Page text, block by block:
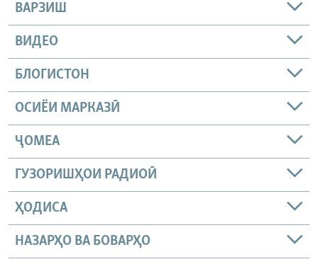
ВАРЗИШ
ВИДЕО
БЛОГИСТОН
ОСИЁИ МАРКАЗӢ
ҶОМEА
ГУЗОРИШҲОИ РАДИОӢ
ҲОДИСА
НАЗАРҲО ВА БОВАРҲО